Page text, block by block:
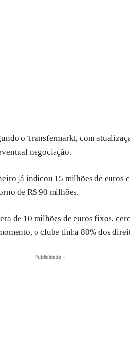
o Transfermarkt, com
negociação.
já indicou 15 milhões de
de R$ 90 milhões.
de 10 milhões de euros fixos,
o clube tinha 80% dos
- Publicidade -